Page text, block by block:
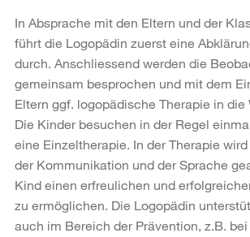
In Absprache mit den Eltern und der
führt die Logopädin zuerst eine
durch. Anschliessend werden die
gemeinsam besprochen und mit dem
Eltern ggf. logopädische Therapie in die
Die Kinder besuchen in der Regel
eine Einzeltherapie. In der Therapie
der Kommunikation und der Sprache
Kind einen erfreulichen und
zu ermöglichen. Die Logopädin
auch im Bereich der Prävention, z.B.